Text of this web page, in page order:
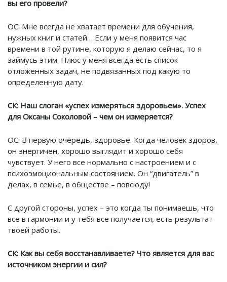
вы его провели?
ОС: Мне всегда не хватает времени для обучения,
нужных книг и статей… Если у меня появится час
времени в той рутине, которую я делаю сейчас, то я
займусь этим. Плюс у меня всегда есть список
отложенных задач, не подвязанных под какую то
определенную дату.
СК: Наш слоган «успех измеряться здоровьем». Успех
для Оксаны Соколовой – чем он измеряется?
ОС: В первую очередь, здоровье. Когда человек здоров,
он энергичен, хорошо выглядит и хорошо себя
чувствует. У него все нормально с настроением и с
психоэмоциональным состоянием. Он “двигатель” в
делах, в семье, в обществе – повсюду!
С другой стороны, успех – это когда ты понимаешь, что
все в гармонии и у тебя все получается, есть результат
твоей работы.
СК: Как вы себя восстанавливаете? Что является для вас
источником энергии и сил?